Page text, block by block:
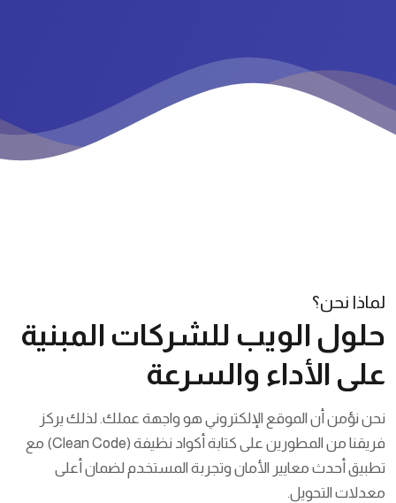
لماذا نحن؟
حلول الويب للشركات المبنية
على الأداء والسرعة
نحن نؤمن أن الموقع الإلكتروني هو واجهة عملك. لذلك يركز
فريقنا من المطورين على كتابة أكواد نظيفة (Clean Code) مع
تطبيق أحدث معايير الأمان وتجربة المستخدم لضمان أعلى
معدلات التحويل.